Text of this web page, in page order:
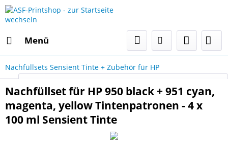
Menü
Select Language
Nachfüllsets Sensient Tinte + Zubehör für HP
Nachfüllset für HP 950 black + 951 cyan,
magenta, yellow Tintenpatronen - 4 x
100 ml Sensient Tinte